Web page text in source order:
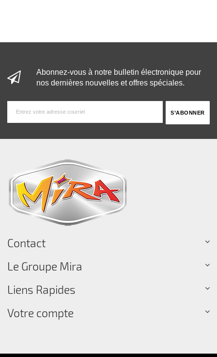
Abonnez-vous à notre bulletin électronique pour
nos dernières nouvelles et offres spéciales.
Contact
Le Groupe Mira
Liens Rapides
Votre compte